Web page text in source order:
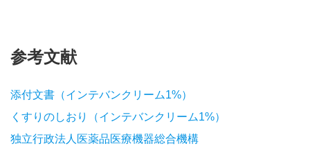
参考文献
添付文書（インテバンクリーム1%）
くすりのしおり（インテバンクリーム1%）
独立行政法人医薬品医療機器総合機構